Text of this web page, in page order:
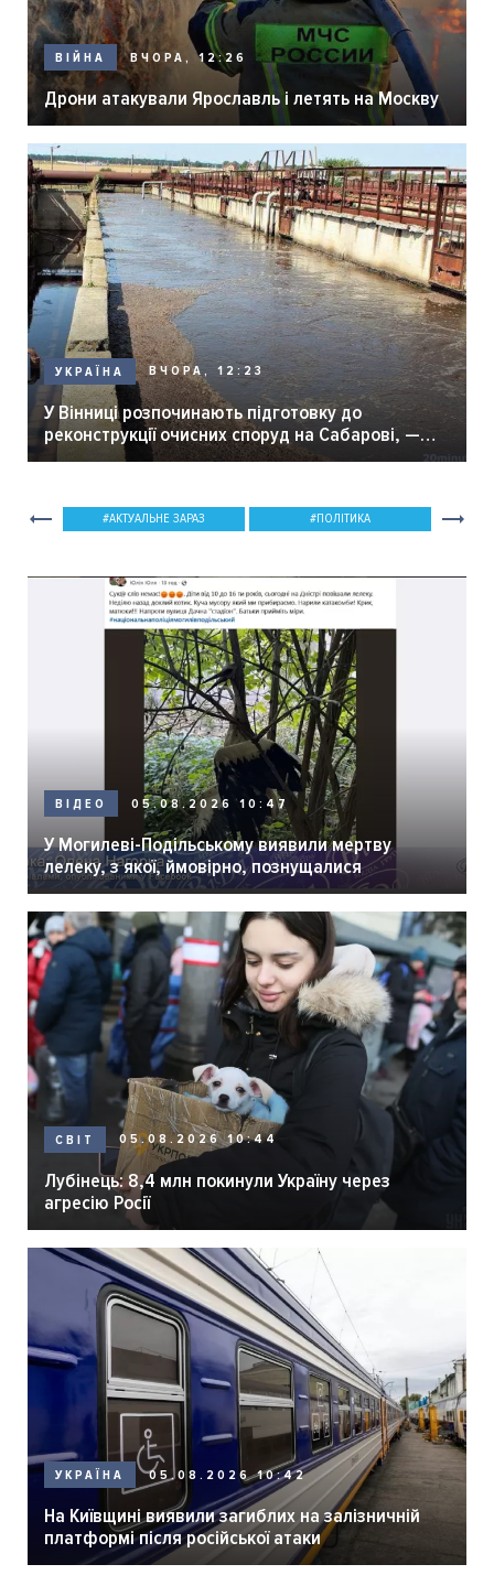
ВІЙНА ВЧОРА, 12:26
Дрони атакували Ярославль і летять на Москву
УКРАЇНА ВЧОРА, 12:23
У Вінниці розпочинають підготовку до
реконструкції очисних споруд на Сабарові, —
мер Вінниці.
АКТУАЛЬНЕ ЗАРАЗ ПОЛІТИКА
ВІДЕО 05.08.2026 10:47
У Могилеві-Подільському виявили мертву
лелеку, з якої, ймовірно, познущалися
СВІТ 05.08.2026 10:44
Лубінець: 8,4 млн покинули Україну через
агресію Росії
УКРАЇНА 05.08.2026 10:42
На Київщині виявили загиблих на залізничній
платформі після російської атаки